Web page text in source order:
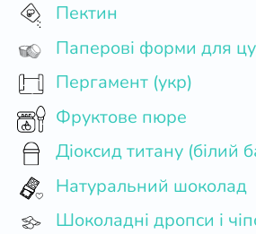
Пектин
Паперові форми для
Пергамент (укр)
Фруктове пюре
Діоксид титану (білий
Натуральний шоколад
Шоколадні дропси і